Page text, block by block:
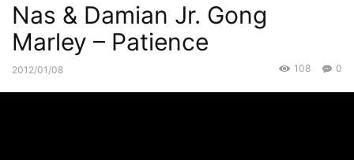
Nas & Damian Jr. Gong
Marley – Patience
2012/01/08 0
108